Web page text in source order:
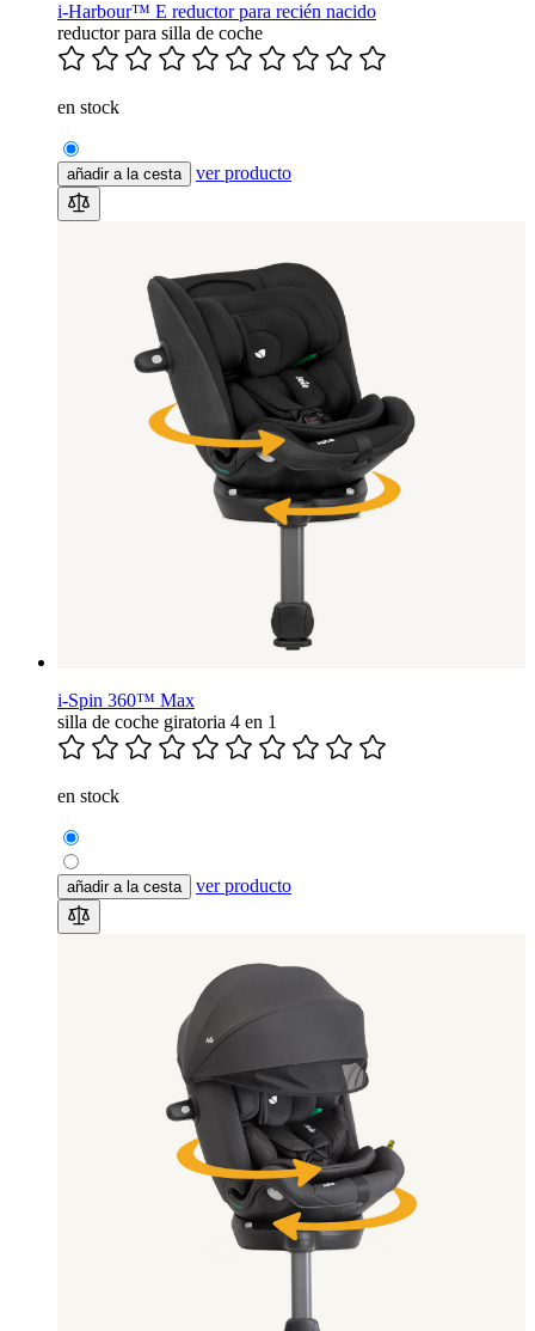
i-Harbour™ E reductor para recién nacido
reductor para silla de coche
en stock
añadir a la cesta ver producto
i-Spin 360™ Max
silla de coche giratoria 4 en 1
en stock
añadir a la cesta ver producto